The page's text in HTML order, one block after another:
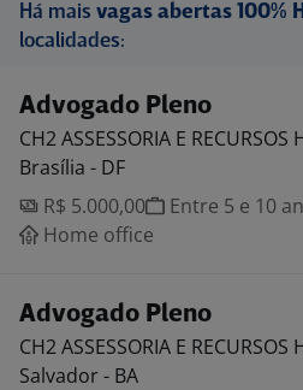
Há mais vagas abertas 100%
localidades:
Advogado Pleno
CH2 ASSESSORIA E RECURSOS
Brasília - DF
R$ 5.000,00
Entre 5 e 10
Home office
Advogado Pleno
CH2 ASSESSORIA E RECURSOS
Salvador - BA